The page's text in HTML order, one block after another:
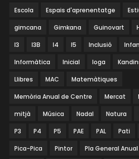
Escola Espais d'aprenentatge
gimcana Gimkana Guinovart
I3 I3B I4 I5 Inclusió
Informàtica Inicial Ioga
Llibres MAC Matemàtiques
Memòria Anual de Centre Mercat
mitjà Música Nadal Natura
P3 P4 P5 PAE PAL Pati
Pica-Pica Pintor Pla General